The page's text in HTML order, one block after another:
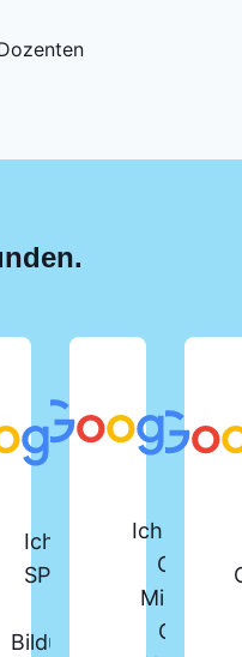
ist
beim
ist
sehr gut
und bietet
Ich habe den
SPS-Kurs am
Bildungsinstitut
Ich habe
Online-
Office-